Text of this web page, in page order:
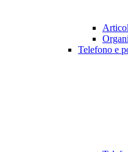
Telefono e